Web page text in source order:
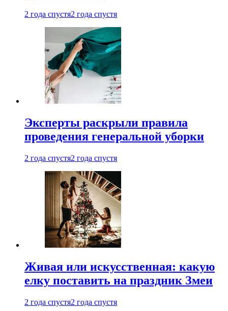
2 года спустя2 года спустя
Эксперты раскрыли правила
проведения генеральной уборки
2 года спустя2 года спустя
Живая или искусственная: какую
елку поставить на праздник Змеи
2 года спустя2 года спустя